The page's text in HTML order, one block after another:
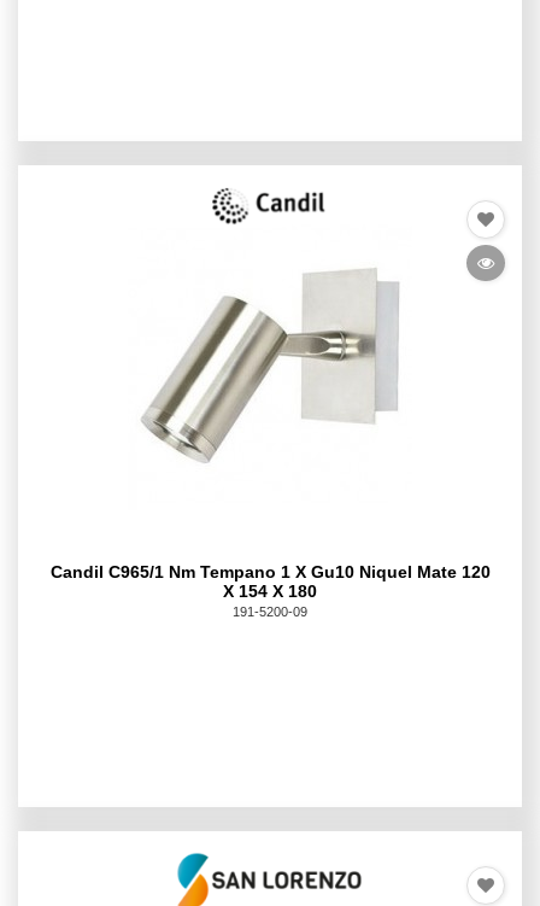
Candil C965/1 Nm Tempano 1 X Gu10 Niquel Mate 120
X 154 X 180
191-5200-09